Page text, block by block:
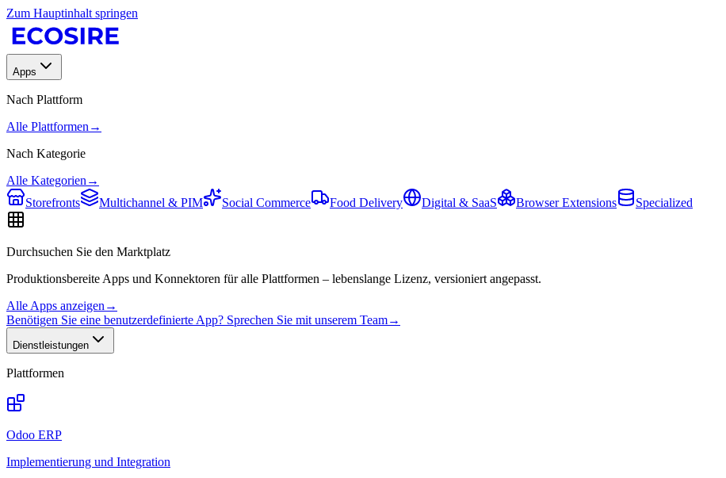
Zum Hauptinhalt springen
Apps
Nach Plattform
Alle Plattformen →
Nach Kategorie
Alle Kategorien →
Storefronts
Multichannel & PIM Social Commerce Food Delivery Digital & SaaS Browser Extensions Specialized
Durchsuchen Sie den Marktplatz
Produktionsbereite Apps und Konnektoren für alle Plattformen – lebenslange Lizenz, versioniert angepasst.
Alle Apps anzeigen →
Benötigen Sie eine benutzerdefinierte App? Sprechen Sie mit unserem Team→
Dienstleistungen
Plattformen
Odoo ERP
Implementierung und Integration